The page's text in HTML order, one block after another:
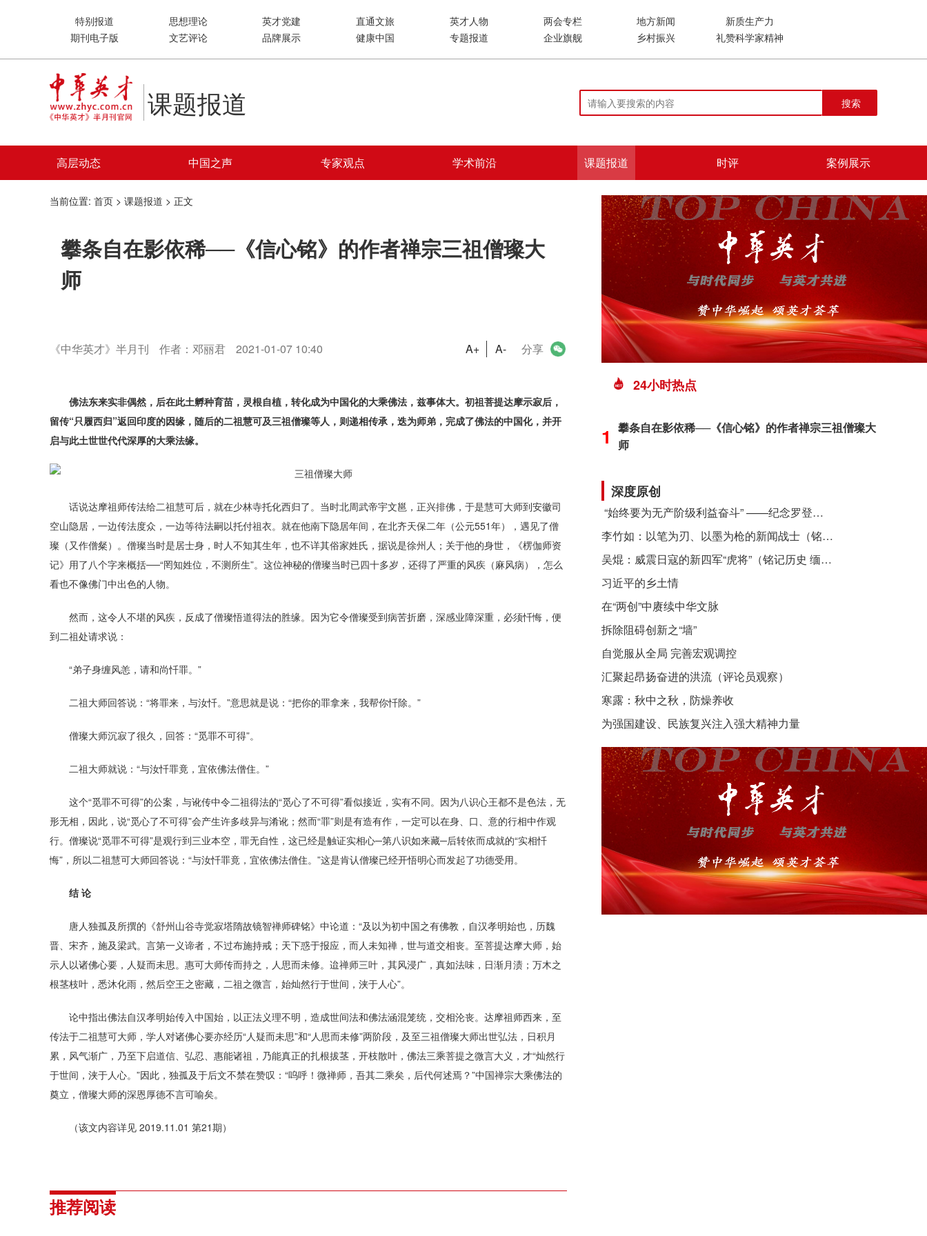
特别报道 思想理论 英才党建 直通文旅 英才人物 两会专栏 地方新闻
新质生产力
期刊电子版
文艺评论 品牌展示 健康中国 专题报道 企业旗舰 乡村振兴 礼赞科学家精神
课题报道 搜索
高层动态 中国之声 专家观点 学术前沿 课题报道 时评 案例展示
当前位置: 首页 > 课题报道 > 正文
攀条自在影依稀──《信心铭》的作者禅宗三祖僧璨大
师
《中华英才》半月刊 作者：邓丽君 2021-01-07 10:40 A+ A- 分享
佛法东来实非偶然，后在此土孵种育苗，灵根自植，转化成为中国化的大乘佛法，兹事体大。初祖菩提达摩示寂后，
留传“只履西归”返回印度的因缘，随后的二祖慧可及三祖僧璨等人，则递相传承，迭为师弟，完成了佛法的中国化，并开
启与此土世世代代深厚的大乘法缘。
话说达摩祖师传法给二祖慧可后，就在少林寺托化西归了。当时北周武帝宇文邕，正兴排佛，于是慧可大师到安徽司
空山隐居，一边传法度众，一边等待法嗣以托付祖衣。就在他南下隐居年间，在北齐天保二年（公元551年），遇见了僧
璨（又作僧粲）。僧璨当时是居士身，时人不知其生年，也不详其俗家姓氏，据说是徐州人；关于他的身世，《楞伽师资
记》用了八个字来概括──“罔知姓位，不测所生”。这位神秘的僧璨当时已四十多岁，还得了严重的风疾（麻风病），怎么
看也不像佛门中出色的人物。
然而，这令人不堪的风疾，反成了僧璨悟道得法的胜缘。因为它令僧璨受到病苦折磨，深感业障深重，必须忏悔，便
到二祖处请求说：
“弟子身缠风恙，请和尚忏罪。”
二祖大师回答说：“将罪来，与汝忏。”意思就是说：“把你的罪拿来，我帮你忏除。”
僧璨大师沉寂了很久，回答：“觅罪不可得”。
二祖大师就说：“与汝忏罪竟，宜依佛法僧住。”
这个“觅罪不可得”的公案，与讹传中令二祖得法的“觅心了不可得”看似接近，实有不同。因为八识心王都不是色法，无
形无相，因此，说“觅心了不可得”会产生许多歧异与淆讹；然而“罪”则是有造有作，一定可以在身、口、意的行相中作观
行。僧璨说“觅罪不可得”是观行到三业本空，罪无自性，这已经是触证实相心─第八识如来藏─后转依而成就的“实相忏
悔”，所以二祖慧可大师回答说：“与汝忏罪竟，宜依佛法僧住。”这是肯认僧璨已经开悟明心而发起了功德受用。
结 论
唐人独孤及所撰的《舒州山谷寺觉寂塔隋故镜智禅师碑铭》中论道：“及以为初中国之有佛教，自汉孝明始也，历魏
晋、宋齐，施及梁武。言第一义谛者，不过布施持戒；天下惑于报应，而人未知禅，世与道交相丧。至菩提达摩大师，始
示人以诸佛心要，人疑而未思。惠可大师传而持之，人思而未修。迨禅师三叶，其风浸广，真如法味，日渐月渍；万木之
根茎枝叶，悉沐化雨，然后空王之密藏，二祖之微言，始灿然行于世间，浃于人心”。
论中指出佛法自汉孝明始传入中国始，以正法义理不明，造成世间法和佛法涵混笼统，交相沦丧。达摩祖师西来，至
传法于二祖慧可大师，学人对诸佛心要亦经历“人疑而未思”和“人思而未修”两阶段，及至三祖僧璨大师出世弘法，日积月
累，风气渐广，乃至下启道信、弘忍、惠能诸祖，乃能真正的扎根拔茎，开枝散叶，佛法三乘菩提之微言大义，才“灿然行
于世间，浃于人心。”因此，独孤及于后文不禁在赞叹：“呜呼！微禅师，吾其二乘矣，后代何述焉？”中国禅宗大乘佛法的
奠立，僧璨大师的深恩厚德不言可喻矣。
（该文内容详见 2019.11.01 第21期）
推荐阅读
24小时热点
1
攀条自在影依稀──《信心铭》的作者禅宗三祖僧璨大
师
深度原创
​ “始终要为无产阶级利益奋斗” ——纪念罗登贤同志诞辰120周年
李竹如：以笔为刃、以墨为枪的新闻战士（铭记历史 缅怀先烈·抗日英雄）
吴焜：威震日寇的新四军“虎将”（铭记历史 缅怀先烈·抗日英雄）
习近平的乡土情
在“两创”中赓续中华文脉
拆除阻碍创新之“墙”
自觉服从全局 完善宏观调控
汇聚起昂扬奋进的洪流（评论员观察）
寒露：秋中之秋，防燥养收
为强国建设、民族复兴注入强大精神力量